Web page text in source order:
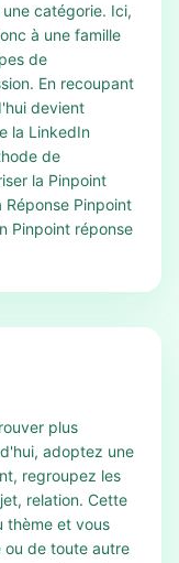
catégorie. Ici,
à une famille
de
En recoupant
devient
la LinkedIn
de
la Pinpoint
Réponse Pinpoint
Pinpoint réponse
plus
adoptez une
regroupez les
relation. Cette
thème et vous
ou de toute autre